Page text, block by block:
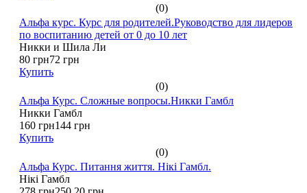
(0)
Альфа курс. Курс для родителей.Руководство для лидеров
по воспитанию детей от 0 до 10 лет
Никки и Шила Ли
80 грн72 грн
Купить
(0)
Альфа Курс. Сложные вопросы.Никки Гамбл
Никки Гамбл
160 грн144 грн
Купить
(0)
Альфа Курс. Питання життя. Нікі Гамбл.
Нікі Гамбл